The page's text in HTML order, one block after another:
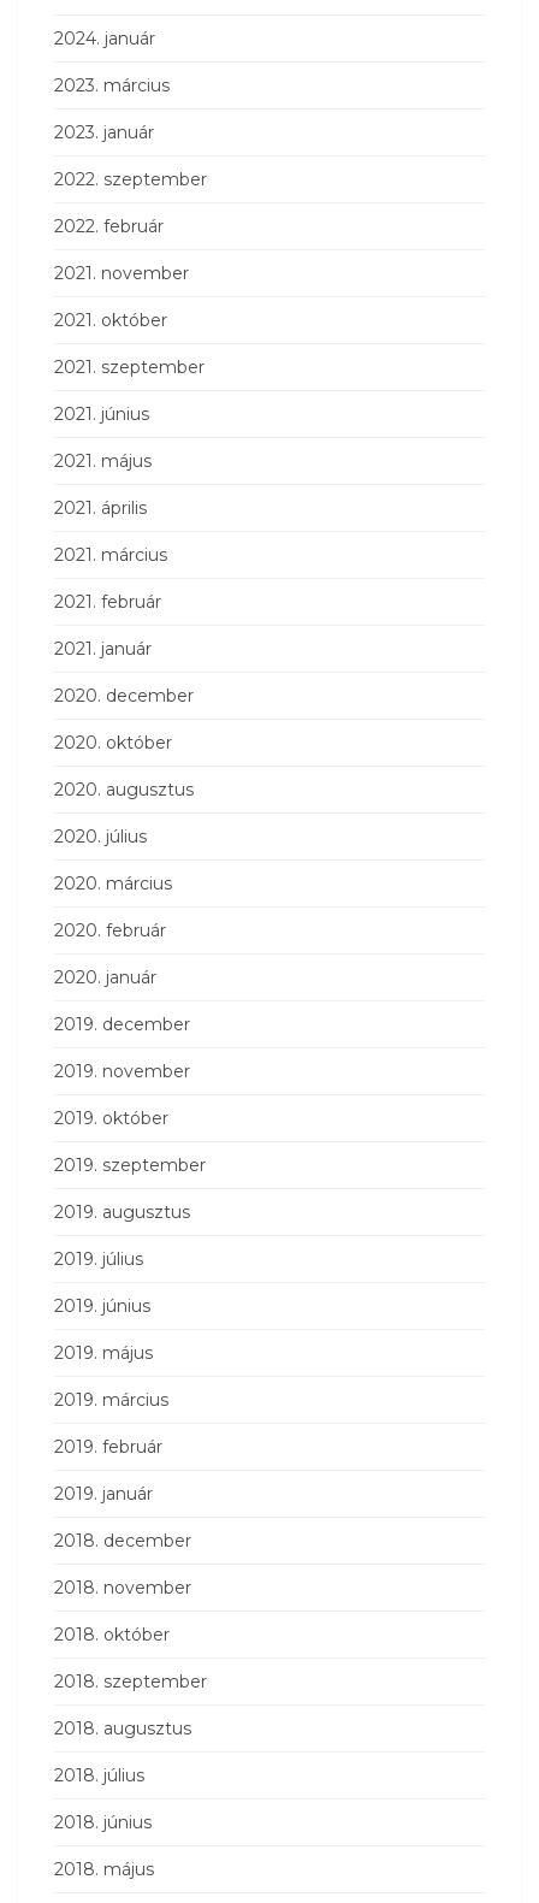
2024. január
2023. március
2023. január
2022. szeptember
2022. február
2021. november
2021. október
2021. szeptember
2021. június
2021. május
2021. április
2021. március
2021. február
2021. január
2020. december
2020. október
2020. augusztus
2020. július
2020. március
2020. február
2020. január
2019. december
2019. november
2019. október
2019. szeptember
2019. augusztus
2019. július
2019. június
2019. május
2019. március
2019. február
2019. január
2018. december
2018. november
2018. október
2018. szeptember
2018. augusztus
2018. július
2018. június
2018. május